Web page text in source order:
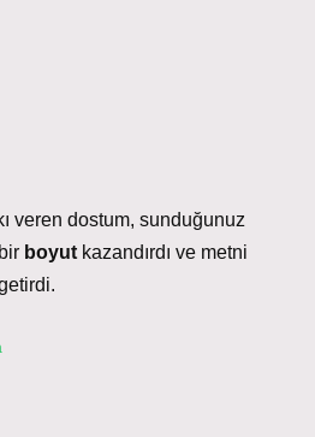
veren dostum, sunduğunuz
boyut kazandırdı ve metni